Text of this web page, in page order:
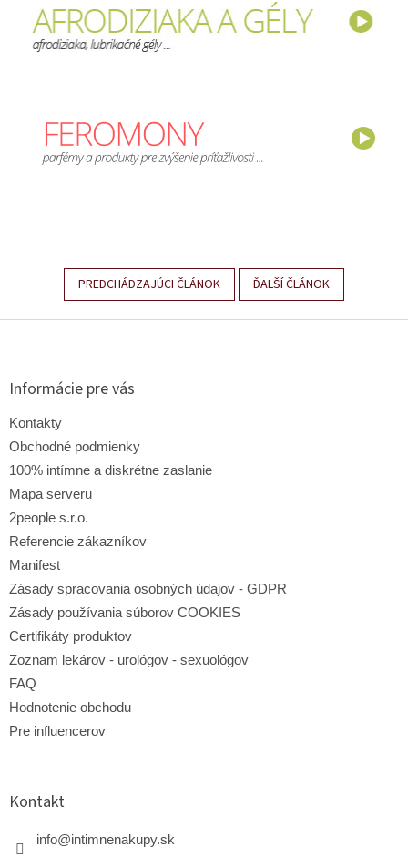
PREDCHÁDZAJÚCI ČLÁNOK ĎALŠÍ ČLÁNOK
Z
Informácie pre vás
Kontakty
Obchodné podmienky
100% intímne a diskrétne zaslanie
Mapa serveru
2people s.r.o.
Referencie zákazníkov
Manifest
Zásady spracovania osobných údajov - GDPR
Zásady používania súborov COOKIES
Certifikáty produktov
Zoznam lekárov - urológov - sexuológov
FAQ
Hodnotenie obchodu
Pre influencerov
Kontakt
info@intimnenakupy.sk